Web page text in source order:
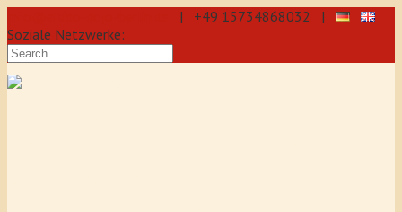
| +49 15734868032 |
Soziale Netzwerke: